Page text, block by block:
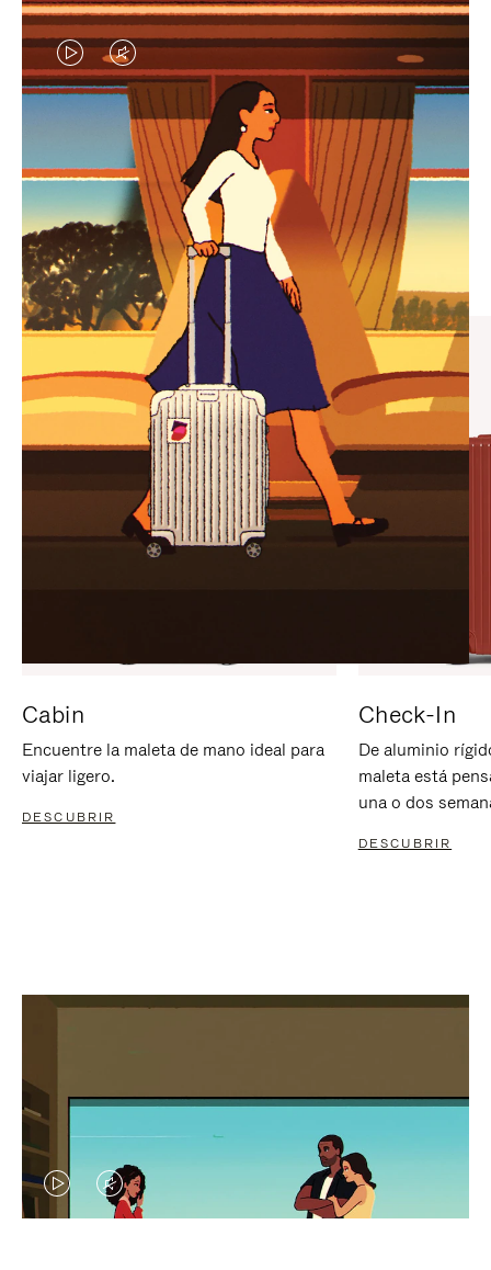
EL
VÍDEO
ESTÁ
PAUSADO,
PULSE
PARA
PAUSARLO.
EL
SONIDO
DEL
VÍDEO
ESTÁ
DESACTIVADO:
PULSE
PARA
ACTIVARLO.
IDAS DE REGALO CUIDADOSAMENTE ELEGIDAS
Encuentre su compañero de
viaje ideal
Cabin
Encuentre la maleta de mano ideal para
viajar ligero.
DESCUBRIR
Check-In
De aluminio
maleta está
una o dos
DESCUBRIR
EL
EL